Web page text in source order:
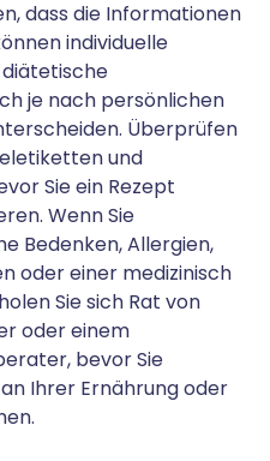
dass die Informationen
individuelle
diätetische
je nach persönlichen
Überprüfen
und
Sie ein Rezept
Wenn Sie
Bedenken, Allergien,
oder einer medizinisch
Sie sich Rat von
oder einem
bevor Sie
Ihrer Ernährung oder